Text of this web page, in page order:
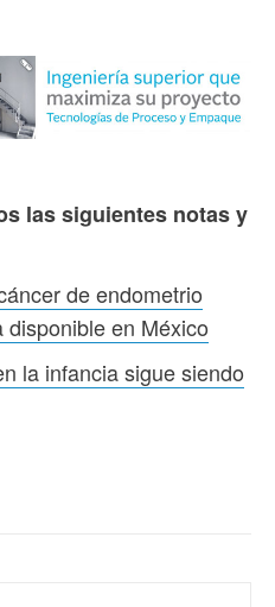
las siguientes notas y
de endometrio
en México
la infancia sigue siendo